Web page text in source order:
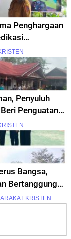
Penghargaan
Penyuluh
Penguatan
Bangsa,
Bertanggung
KRISTEN